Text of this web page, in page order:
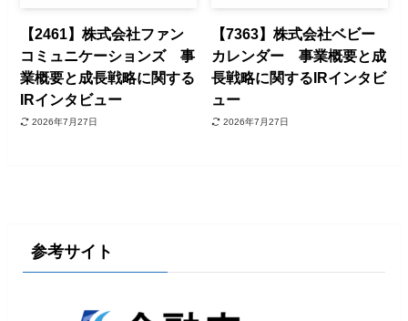
【2461】株式会社ファン
コミュニケーションズ 事
業概要と成長戦略に関する
IRインタビュー
2026年7月27日
【7363】株式会社ベビー
カレンダー 事業概要と成
長戦略に関するIRインタビ
ュー
2026年7月27日
参考サイト